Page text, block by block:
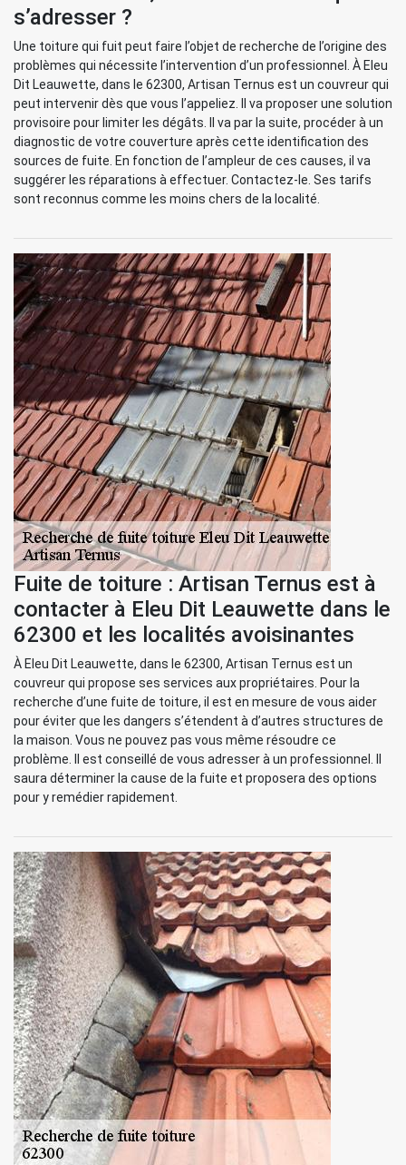
s’adresser ?
Une toiture qui fuit peut faire l’objet de recherche de l’origine des
problèmes qui nécessite l’intervention d’un professionnel. À Eleu
Dit Leauwette, dans le 62300, Artisan Ternus est un couvreur qui
peut intervenir dès que vous l’appeliez. Il va proposer une solution
provisoire pour limiter les dégâts. Il va par la suite, procéder à un
diagnostic de votre couverture après cette identification des
sources de fuite. En fonction de l’ampleur de ces causes, il va
suggérer les réparations à effectuer. Contactez-le. Ses tarifs
sont reconnus comme les moins chers de la localité.
Fuite de toiture : Artisan Ternus est à
contacter à Eleu Dit Leauwette dans le
62300 et les localités avoisinantes
À Eleu Dit Leauwette, dans le 62300, Artisan Ternus est un
couvreur qui propose ses services aux propriétaires. Pour la
recherche d’une fuite de toiture, il est en mesure de vous aider
pour éviter que les dangers s’étendent à d’autres structures de
la maison. Vous ne pouvez pas vous même résoudre ce
problème. Il est conseillé de vous adresser à un professionnel. Il
saura déterminer la cause de la fuite et proposera des options
pour y remédier rapidement.